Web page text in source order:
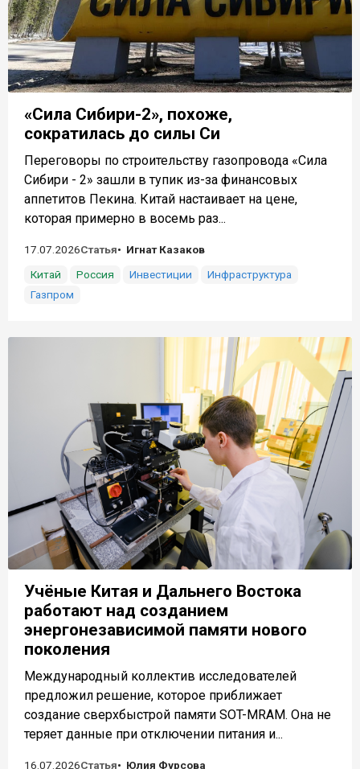
«Сила Сибири-2», похоже,
сократилась до силы Си
Переговоры по строительству газопровода «Сила
Сибири - 2» зашли в тупик из-за финансовых
аппетитов Пекина. Китай настаивает на цене,
которая примерно в восемь раз...
17.07.2026Статья
Игнат Казаков
Китай
Россия Инвестиции
Инфраструктура
Газпром
Учёные Китая и Дальнего Востока
работают над созданием
энергонезависимой памяти нового
поколения
Международный коллектив исследователей
предложил решение, которое приближает
создание сверхбыстрой памяти SOT-MRAM. Она не
теряет данные при отключении питания и...
16.07.2026Статья
Юлия Фурсова